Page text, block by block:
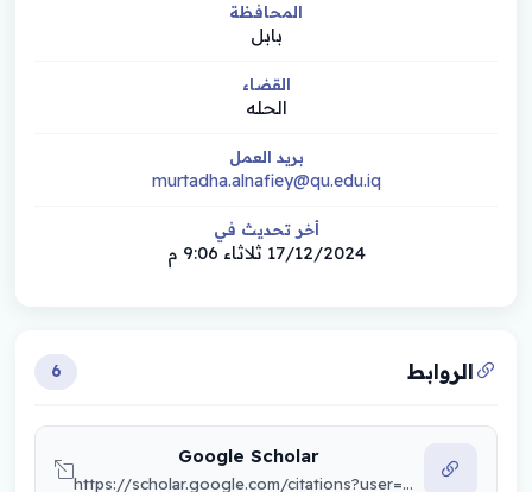
المحافظة
بابل
القضاء
الحله
بريد العمل
murtadha.alnafiey@qu.edu.iq
أخر تحديث في
17/12/2024 ثلاثاء 9:06 م
الروابط 6
Google Scholar
https://scholar.google.com/citations?user=P_-cfrIAAAAJ&hl=en